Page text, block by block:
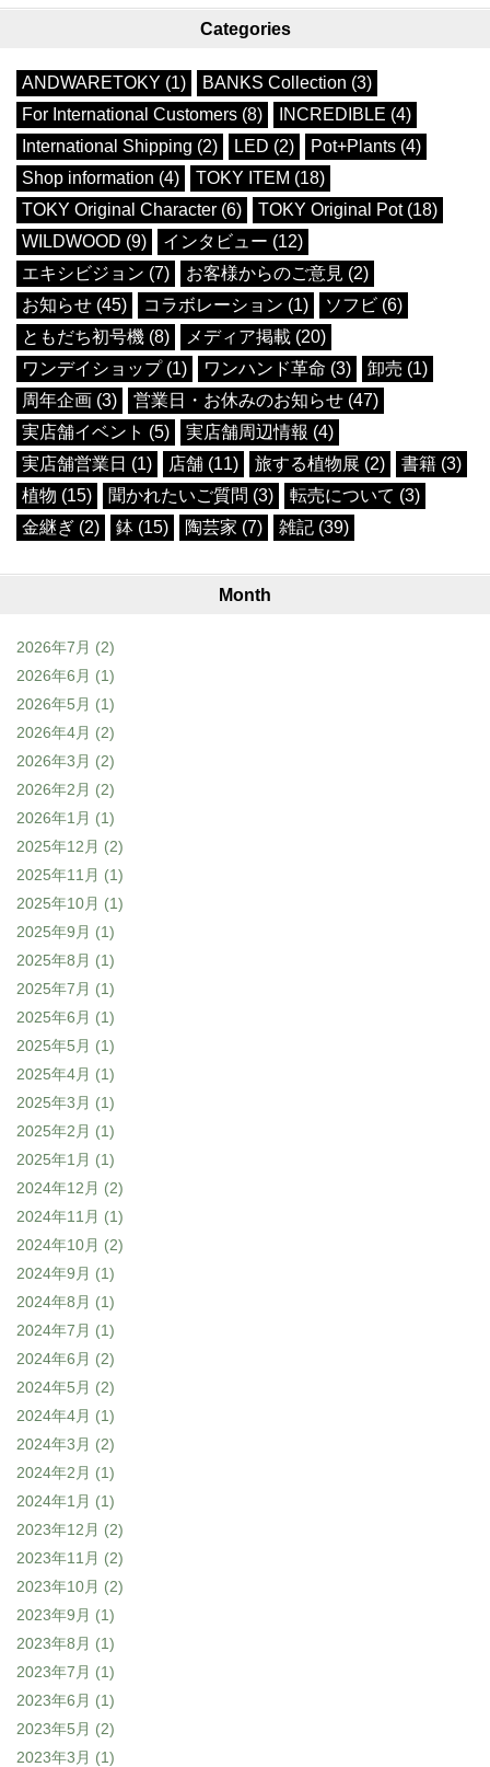
Categories
ANDWARETOKY (1)
BANKS Collection (3)
For International Customers (8)
INCREDIBLE (4)
International Shipping (2)
LED (2)
Pot+Plants (4)
Shop information (4)
TOKY ITEM (18)
TOKY Original Character (6)
TOKY Original Pot (18)
WILDWOOD (9)
インタビュー (12)
エキシビジョン (7)
お客様からのご意見 (2)
お知らせ (45)
コラボレーション (1)
ソフビ (6)
ともだち初号機 (8)
メディア掲載 (20)
ワンデイショップ (1)
ワンハンド革命 (3)
卸売 (1)
周年企画 (3)
営業日・お休みのお知らせ (47)
実店舗イベント (5)
実店舗周辺情報 (4)
実店舗営業日 (1)
店舗 (11) 旅する植物展 (2)
書籍 (3)
植物 (15)
聞かれたいご質問 (3)
転売について (3)
金継ぎ (2)
鉢 (15) 陶芸家 (7) 雑記 (39)
Month
2026年7月 (2)
2026年6月 (1)
2026年5月 (1)
2026年4月 (2)
2026年3月 (2)
2026年2月 (2)
2026年1月 (1)
2025年12月 (2)
2025年11月 (1)
2025年10月 (1)
2025年9月 (1)
2025年8月 (1)
2025年7月 (1)
2025年6月 (1)
2025年5月 (1)
2025年4月 (1)
2025年3月 (1)
2025年2月 (1)
2025年1月 (1)
2024年12月 (2)
2024年11月 (1)
2024年10月 (2)
2024年9月 (1)
2024年8月 (1)
2024年7月 (1)
2024年6月 (2)
2024年5月 (2)
2024年4月 (1)
2024年3月 (2)
2024年2月 (1)
2024年1月 (1)
2023年12月 (2)
2023年11月 (2)
2023年10月 (2)
2023年9月 (1)
2023年8月 (1)
2023年7月 (1)
2023年6月 (1)
2023年5月 (2)
2023年3月 (1)